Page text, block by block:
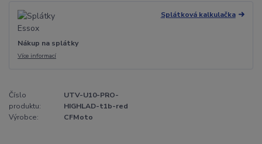
Splátková kalkulačka
Nákup na splátky
Více informací
Číslo
produktu:
UTV-U10-PRO-
HIGHLAD-t1b-red
Výrobce:
CFMoto